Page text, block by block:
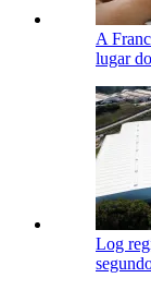
A
lugar
Log